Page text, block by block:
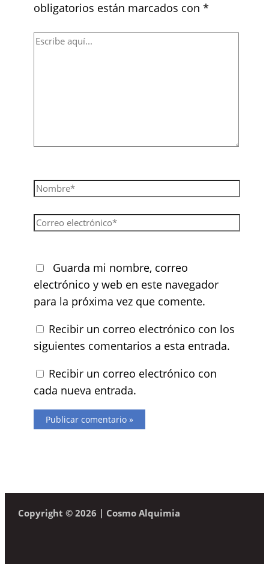
obligatorios están marcados con*
Guarda mi nombre, correo
electrónico y web en este navegador
para la próxima vez que comente.
Recibir un correo electrónico con los
siguientes comentarios a esta entrada.
Recibir un correo electrónico con
cada nueva entrada.
Copyright © 2026 | Cosmo Alquimia